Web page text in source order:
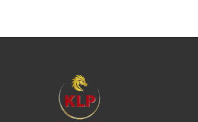
Chuyển
Random turn-on:
Đèn báo trạng thái:
Đa dạng ngõ vào điều khiển: